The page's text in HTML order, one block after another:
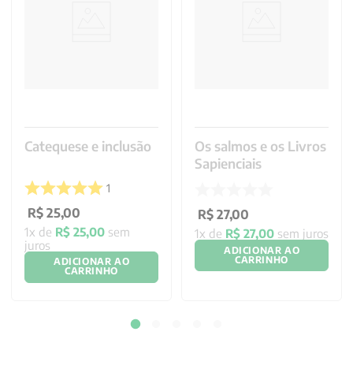
Catequese e inclusão
1
R$ 25,00
1x de R$ 25,00 sem
juros
ADICIONAR AO
CARRINHO
Os salmos e os Livros
Sapienciais
R$ 27,00
1x de R$ 27,00 sem juros
ADICIONAR AO
CARRINHO